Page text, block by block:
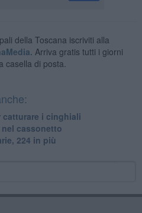
della Toscana iscriviti alla
Arriva gratis tutti i giorni
casella di posta.
i cinghiali
cassonetto
224 in più